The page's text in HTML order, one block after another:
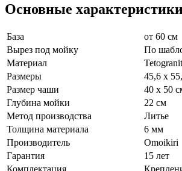
Основные
База
от 60 см
Вырез под мойку
По
Материал
Размеры
45,6 x
Размер чаши
40 x 50
Глубина мойки
22 см
Метод производства
Литье
Толщина материала
6 мм
Производитель
Omoikiri
Гарантия
15 лет
Комплектация